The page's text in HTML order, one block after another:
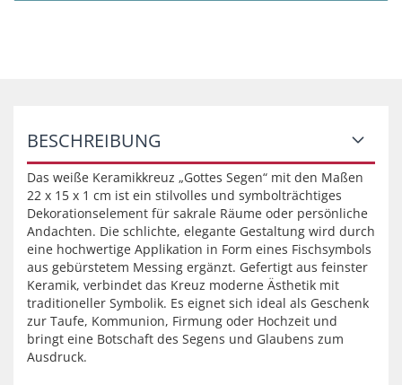
BESCHREIBUNG
Das weiße Keramikkreuz „Gottes Segen“ mit den Maßen
22 x 15 x 1 cm ist ein stilvolles und symbolträchtiges
Dekorationselement für sakrale Räume oder persönliche
Andachten. Die schlichte, elegante Gestaltung wird durch
eine hochwertige Applikation in Form eines Fischsymbols
aus gebürstetem Messing ergänzt. Gefertigt aus feinster
Keramik, verbindet das Kreuz moderne Ästhetik mit
traditioneller Symbolik. Es eignet sich ideal als Geschenk
zur Taufe, Kommunion, Firmung oder Hochzeit und
bringt eine Botschaft des Segens und Glaubens zum
Ausdruck.